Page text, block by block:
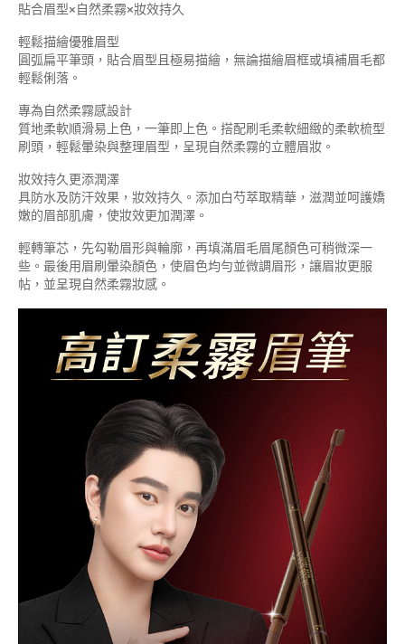
貼合眉型×自然柔霧×妝效持久
輕鬆描繪優雅眉型
圓弧扁平筆頭，貼合眉型且極易描繪，無論描繪眉框或填補眉毛都
輕鬆俐落。
專為自然柔霧感設計
質地柔軟順滑易上色，一筆即上色。搭配刷毛柔軟細緻的柔軟梳型
刷頭，輕鬆暈染與整理眉型，呈現自然柔霧的立體眉妝。
妝效持久更添潤澤
具防水及防汗效果，妝效持久。添加白芍萃取精華，滋潤並呵護嬌
嫩的眉部肌膚，使妝效更加潤澤。
輕轉筆芯，先勾勒眉形與輪廓，再填滿眉毛眉尾顏色可稍微深一
些。最後用眉刷暈染顏色，使眉色均勻並微調眉形，讓眉妝更服
帖，並呈現自然柔霧妝感。